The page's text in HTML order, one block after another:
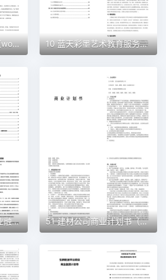
11 甜品店商业计划书（word+ppt配套）创业计划书word模板 10 蓝天彩墨艺术教育服务平台商业计划书（word+ppt配套）创业计划书word模板
09 自媒体直播带货商业融资计划书（word+ppt配套）创业计划书word模板 51 建材公司商业计划书（word+ppt配套）创业计划书word模板